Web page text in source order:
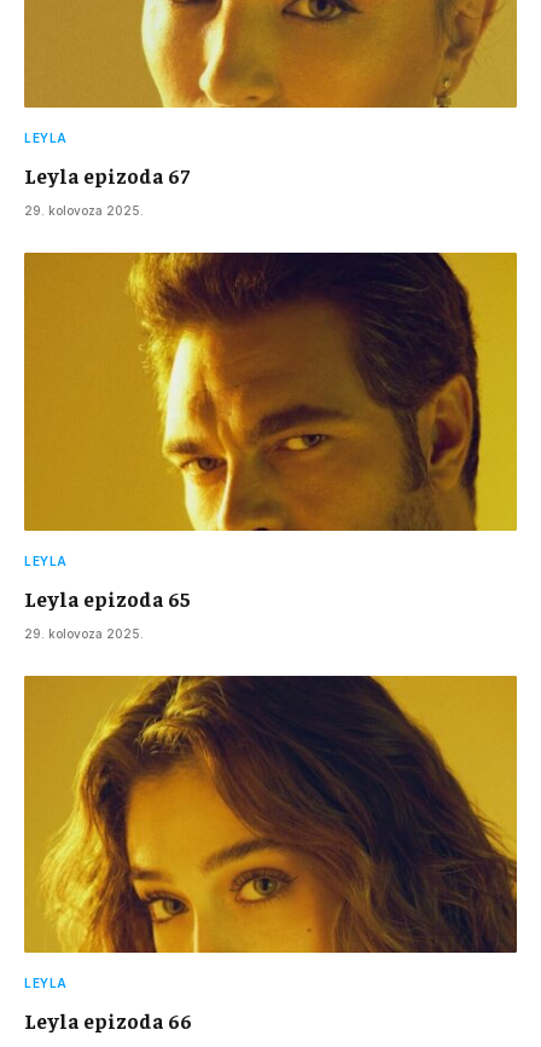
LEYLA
Leyla epizoda 67
29. kolovoza 2025.
LEYLA
Leyla epizoda 65
29. kolovoza 2025.
LEYLA
Leyla epizoda 66